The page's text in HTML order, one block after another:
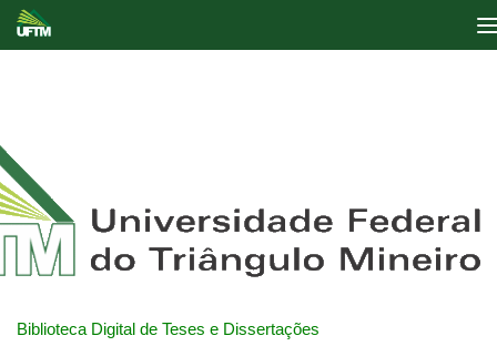
Biblioteca Digital de Teses e Dissertações